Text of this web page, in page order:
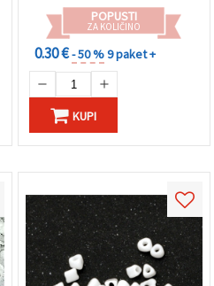
POPUSTI
ZA KOLIČINO
0.30 €- 50 %9 paket +
KUPI